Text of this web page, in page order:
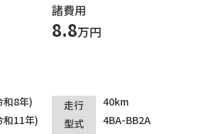
諸費用
8.8万円
和8年) 走行
40km
和11年)
型式
4BA-BB2A